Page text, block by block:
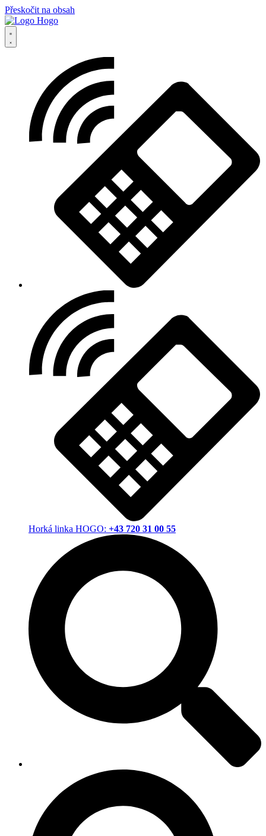
Přeskočit na obsah
Horká linka HOGO: +43 720 31 00 55